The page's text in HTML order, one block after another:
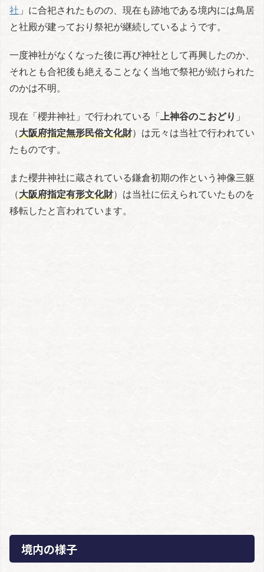
社 」に合祀されたものの、現在も跡地である境内には鳥居
と社殿が建っており祭祀が継続しているようです。
一度神社がなくなった後に再び神社として再興したのか、
それとも合祀後も絶えることなく当地で祭祀が続けられた
のかは不明。
現在「櫻井神社」で行われている「上神谷のこおどり 」
（大阪府指定無形民俗文化財）は元々は当社で行われてい
たものです。
また櫻井神社に蔵されている鎌倉初期の作という神像三躯
（大阪府指定有形文化財）は当社に伝えられていたものを
移転したと言われています。
境内の様子